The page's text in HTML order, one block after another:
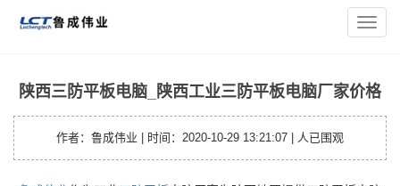
导
航
您的位置：主页
> 陕西三防平板电脑_陕西工业三防
陕西三防平板电脑_陕西工业三防平板电脑厂家价格
作者：鲁成伟业 | 时间：2020-10-29 13:21:07 | 人已围观